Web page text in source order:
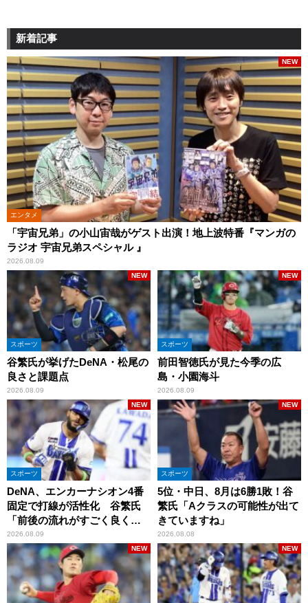
新着記事
エンタメ
「宇宙兄弟」の小山宙哉がゲスト出演！地上波特番『マンガの
ラジオ 宇宙兄弟スペシャル 』
2026.08.09
NEW
スポーツ
谷繁氏が挙げたDeNA・松尾の
良さと課題点
2026.08.09
NEW
スポーツ
前田智徳氏が見た今季の広
島・小園海斗
2026.08.09
NEW
スポーツ
DeNA、エンカーナシオン4番
固定で打線が活性化 谷繁氏
「前後の流れがすごく良くな
りましたね」
2026.08.09
NEW
スポーツ
5位・中日、8月は6勝1敗！谷
繁氏「Aクラスの可能性が出て
きていますね」
2026.08.08
NEW
NEW NEW